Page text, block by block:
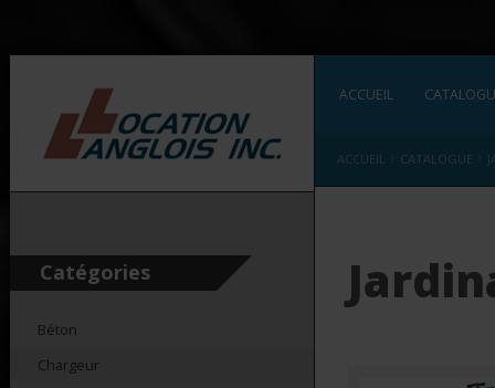
Catégories
Béton
Chargeur
ACCUEIL
ACCUEIL CATALOGUE